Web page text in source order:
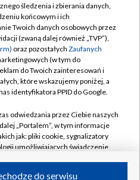
TVP
TVP
prywatności
zgody
Pomoc
śledzenia i zbierania danych,
końcowym i ich
Twoich danych osobowych przez
(zwaną dalej również „TVP”),
oraz pozostałych Zaufanych
(w tym do
do Twoich zainteresowań i
które wskazujemy poniżej, a
identyfikatora PPID do Google.
odwiedzania przez Ciebie naszych
„Portalem”, w tym informacje
jak: pliki cookie, sygnalizatory
umożliwiających świadczenie
do serwisu